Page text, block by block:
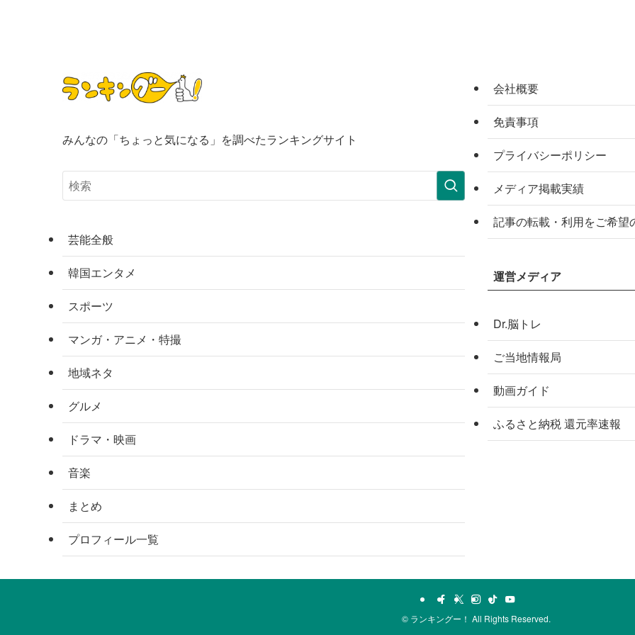
みんなの「ちょっと気になる」を調べたランキングサイト
芸能全般
韓国エンタメ
スポーツ
マンガ・アニメ・特撮
地域ネタ
グルメ
ドラマ・映画
音楽
まとめ
プロフィール一覧
会社概要
免責事項
プライバシーポリシー
メディア掲載実績
記事の転載・利用をご希望
運営メディア
Dr.脳トレ
ご当地情報局
動画ガイド
ふるさと納税 還元率速報
© ランキングー！ All Rights Reserved.